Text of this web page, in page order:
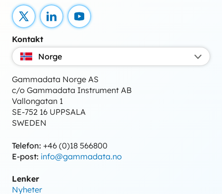
X LinkedInYouTube
Kontakt
Norge
Gammadata Norge AS
c/o Gammadata Instrument AB
Vallongatan 1
SE-752 16 UPPSALA
SWEDEN
Telefon: +46 (0)18 566800
E-post: info@gammadata.no
Lenker
Nyheter